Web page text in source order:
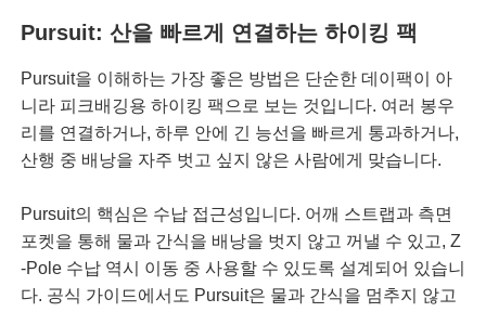
Pursuit: 산을 빠르게 연결하는 하이킹 팩
Pursuit을 이해하는 가장 좋은 방법은 단순한 데이팩이 아
니라 피크배깅용 하이킹 팩으로 보는 것입니다. 여러 봉우
리를 연결하거나, 하루 안에 긴 능선을 빠르게 통과하거나,
산행 중 배낭을 자주 벗고 싶지 않은 사람에게 맞습니다.
Pursuit의 핵심은 수납 접근성입니다. 어깨 스트랩과 측면
포켓을 통해 물과 간식을 배낭을 벗지 않고 꺼낼 수 있고, Z
-Pole 수납 역시 이동 중 사용할 수 있도록 설계되어 있습니
다. 공식 가이드에서도 Pursuit은 물과 간식을 멈추지 않고